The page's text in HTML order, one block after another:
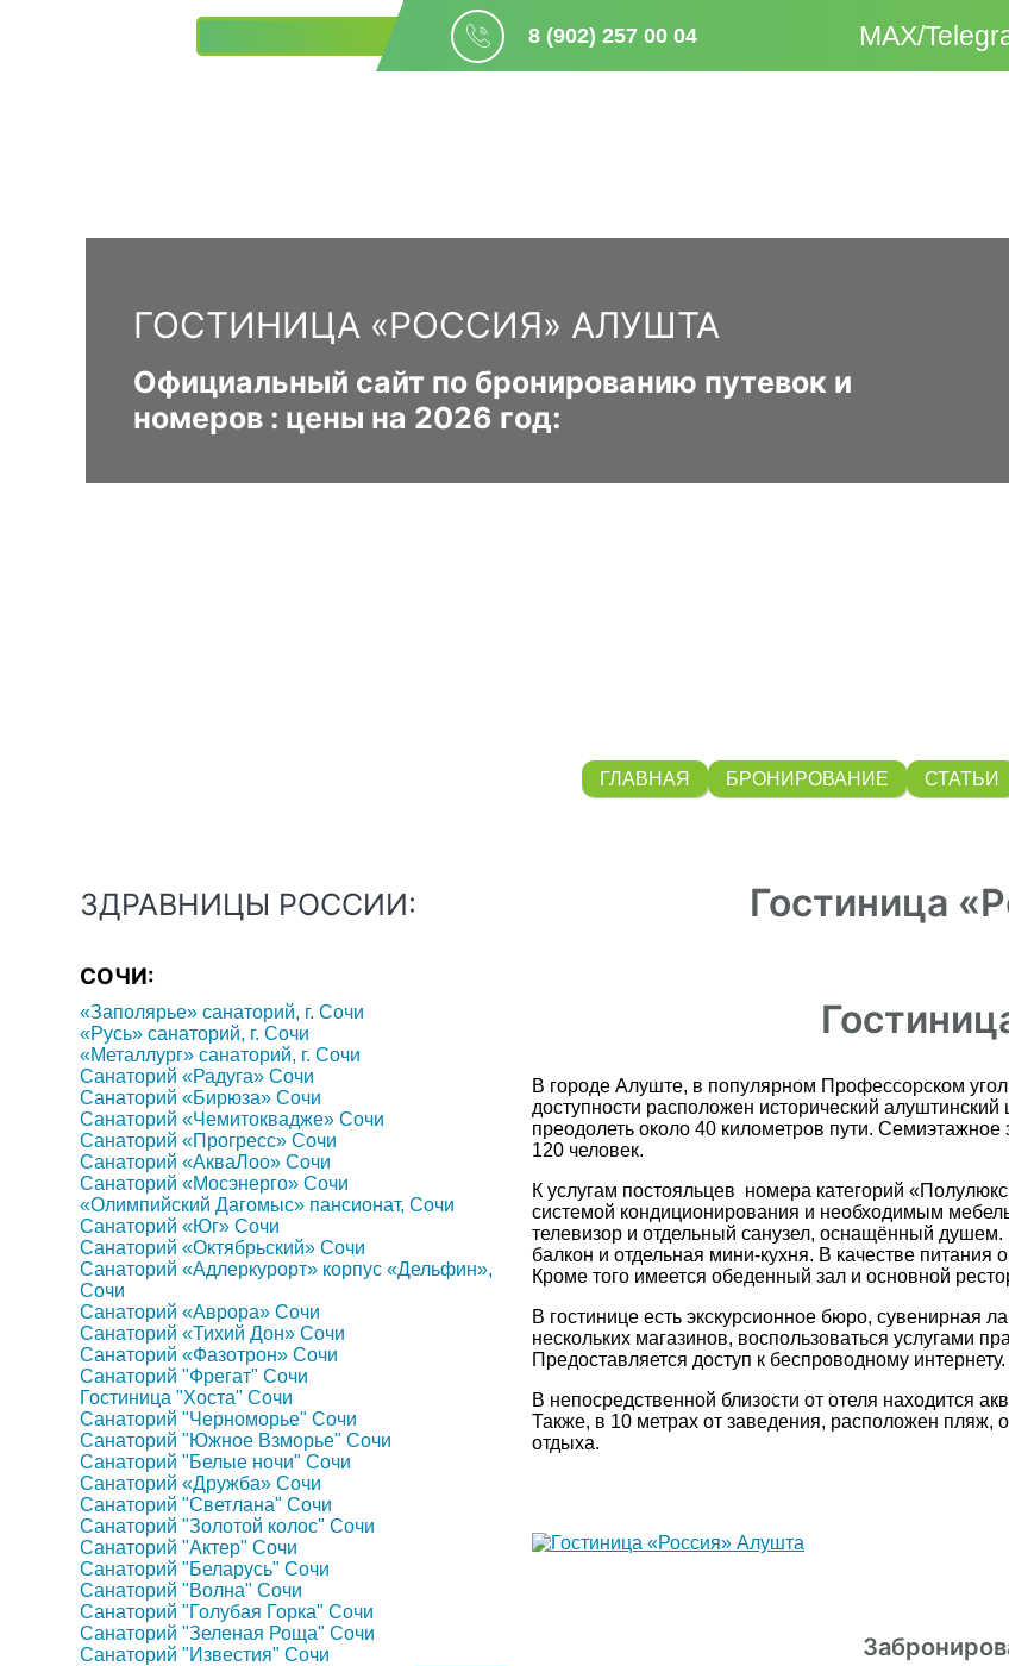
8 (902) 257 00 04 МАХ/
ГОСТИНИЦА «РОССИЯ» АЛУШТА
Официальный сайт по бронированию путевок и
номеров : цены на 2026 год:
ГЛАВНАЯ БРОНИРОВАНИЕ СТАТЬИ
ЗДРАВНИЦЫ РОССИИ:
СОЧИ:
«Заполярье» санаторий, г. Сочи
«Русь» санаторий, г. Сочи
«Металлург» санаторий, г. Сочи
Санаторий «Радуга» Сочи
Санаторий «Бирюза» Сочи
Санаторий «Чемитоквадже» Сочи
Санаторий «Прогресс» Сочи
Санаторий «АкваЛоо» Сочи
Санаторий «Мосэнерго» Сочи
«Олимпийский Дагомыс» пансионат, Сочи
Санаторий «Юг» Сочи
Санаторий «Октябрьский» Сочи
Санаторий «Адлеркурорт» корпус «Дельфин»,
Сочи
Санаторий «Аврора» Сочи
Санаторий «Тихий Дон» Сочи
Санаторий «Фазотрон» Сочи
Санаторий "Фрегат" Сочи
Гостиница "Хоста" Сочи
Санаторий "Черноморье" Сочи
Санаторий "Южное Взморье" Сочи
Санаторий "Белые ночи" Сочи
Санаторий «Дружба» Сочи
Санаторий "Светлана" Сочи
Санаторий "Золотой колос" Сочи
Санаторий "Актер" Сочи
Санаторий "Беларусь" Сочи
Санаторий "Волна" Сочи
Санаторий "Голубая Горка" Сочи
Санаторий "Зеленая Роща" Сочи
Санаторий "Известия" Сочи
Гостиница
В городе Алуште, в популярном Профессорском
доступности расположен исторический
преодолеть около 40 километров пути.
120 человек.
К услугам постояльцев номера категорий
системой кондиционирования и необходимым
телевизор и отдельный санузел, оснащённый
балкон и отдельная мини-кухня. В качестве питания
Кроме того имеется обеденный зал и основной
В гостинице есть экскурсионное бюро, сувенирная
нескольких магазинов, воспользоваться услугами
Предоставляется доступ к беспроводному интернету.
В непосредственной близости от отеля находится
Также, в 10 метрах от заведения, расположен
отдыха.